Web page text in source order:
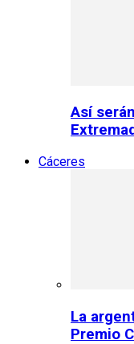
Así
Cáceres
La
Premio